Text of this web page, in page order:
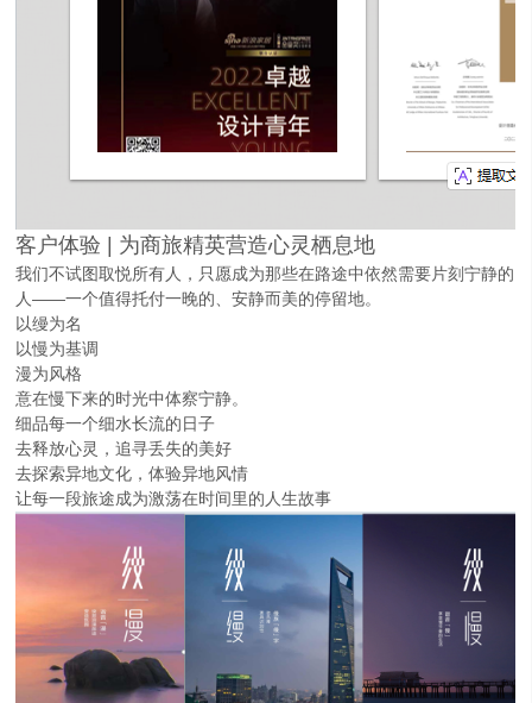
客户体验 | 为商旅精英营造心灵栖息地
我们不试图取悦所有人，只愿成为那些在路途中依然需要片刻宁静的
人——一个值得托付一晚的、安静而美的停留地。
以缦为名
以慢为基调
漫为风格
意在慢下来的时光中体察宁静。
细品每一个细水长流的日子
去释放心灵，追寻丢失的美好
去探索异地文化，体验异地风情
让每一段旅途成为激荡在时间里的人生故事